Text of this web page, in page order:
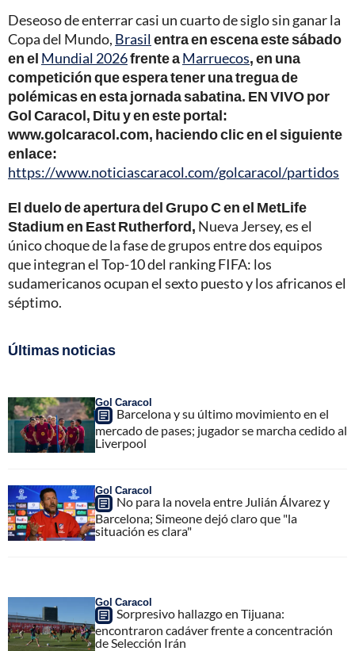
Deseoso de enterrar casi un cuarto de siglo sin ganar la
Copa del Mundo, Brasilentra en escena este sábado
en el Mundial 2026frente aMarruecos, en una
competición que espera tener una tregua de
polémicas en esta jornada sabatina. EN VIVO por
Gol Caracol, Ditu y en este portal:
www.golcaracol.com, haciendo clic en el siguiente
enlace:
https://www.noticiascaracol.com/golcaracol/partidos
El duelo de apertura del Grupo C en el MetLife
Stadium en East Rutherford, Nueva Jersey, es el
único choque de la fase de grupos entre dos equipos
que integran el Top-10 del ranking FIFA: los
sudamericanos ocupan el sexto puesto y los africanos el
séptimo.
Últimas noticias
Gol Caracol
Barcelona y su último movimiento en el
mercado de pases; jugador se marcha cedido al
Liverpool
Gol Caracol
No para la novela entre Julián Álvarez y
Barcelona; Simeone dejó claro que "la
situación es clara"
Gol Caracol
Sorpresivo hallazgo en Tijuana:
encontraron cadáver frente a concentración
de Selección Irán